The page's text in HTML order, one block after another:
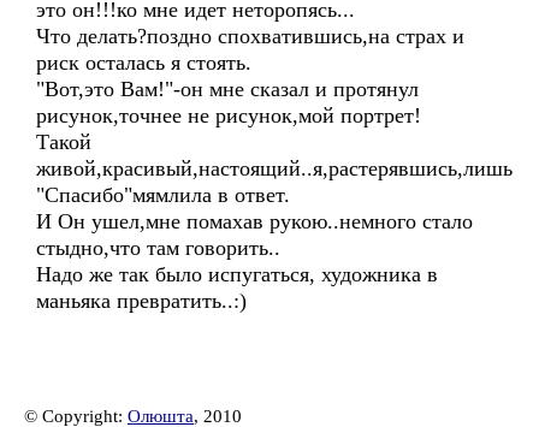
это он!!!ко мне идет неторопясь...
Что делать?поздно спохватившись,на страх и
риск осталась я стоять.
"Вот,это Вам!"-он мне сказал и протянул
рисунок,точнее не рисунок,мой портрет!
Такой
живой,красивый,настоящий..я,растерявшись,лишь
"Спасибо"мямлила в ответ.
И Он ушел,мне помахав рукою..немного стало
стыдно,что там говорить..
Надо же так было испугаться, художника в
маньяка превратить..:)
© Copyright: Олюшта, 2010